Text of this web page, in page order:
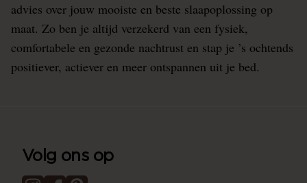
advies over jouw mooiste en beste slaapoplossing op
maat. Zo ben je altijd verzekerd van een fysiek,
comfortabele en gezonde nachtrust en stap je ’s ochtends
positiever, actiever en meer ontspannen uit je bed.
Volg ons op